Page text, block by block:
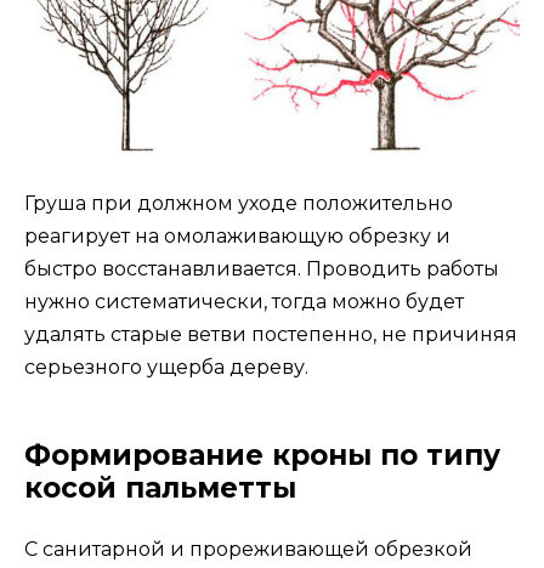
Груша при должном уходе положительно
реагирует на омолаживающую обрезку и
быстро восстанавливается. Проводить работы
нужно систематически, тогда можно будет
удалять старые ветви постепенно, не причиняя
серьезного ущерба дереву.
Формирование кроны по типу
косой пальметты
С санитарной и прореживающей обрезкой